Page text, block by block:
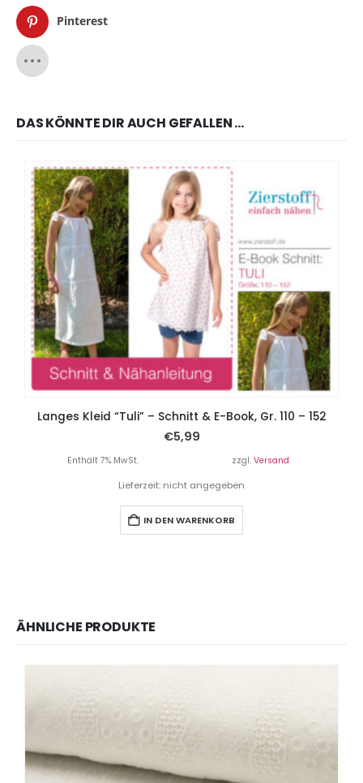
Pinterest
DAS KÖNNTE DIR AUCH GEFALLEN …
Langes Kleid “Tuli” – Schnitt & E-Book, Gr. 110 – 152
€5,99
Enthält 7% MwSt. zzgl. Versand
Lieferzeit: nicht angegeben
IN DEN WARENKORB
ÄHNLICHE PRODUKTE